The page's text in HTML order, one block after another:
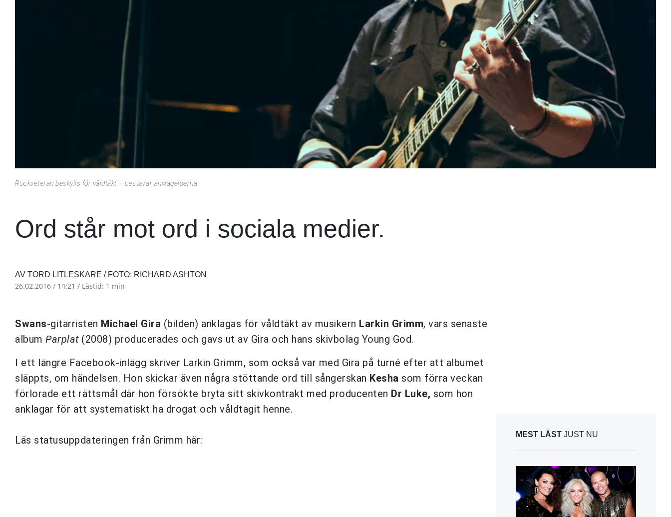
Rockveteran beskylls för våldtäkt – besvarar anklagelserna
Ord står mot ord i sociala medier.
AV TORD LITLESKARE / FOTO: RICHARD ASHTON
26.02.2016 / 14:21 / Lästid: 1 min
Swans-gitarristen Michael Gira (bilden) anklagas för våldtäkt av musikern Larkin Grimm, vars senaste
album Parplat(2008) producerades och gavs ut av Gira och hans skivbolag Young God.
I ett längre Facebook-inlägg skriver Larkin Grimm, som också var med Gira på turné efter att albumet
släppts, om händelsen. Hon skickar även några stöttande ord till sångerskan Kesha som förra veckan
förlorade ett rättsmål där hon försökte bryta sitt skivkontrakt med producenten Dr Luke, som hon
anklagar för att systematiskt ha drogat och våldtagit henne.
Läs statusuppdateringen från Grimm här: MEST LÄST JUST NU